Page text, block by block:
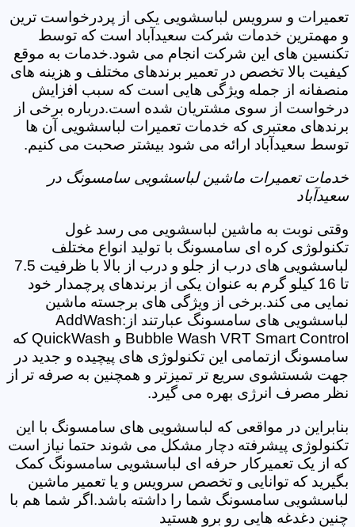
تعمیرات و سرویس لباسشویی یکی از پردرخواست ترین
و مهمترین خدمات شرکت سعیدآباد است که توسط
تکنسین های این شرکت انجام می شود.خدمات به موقع
کیفیت بالا تخصص در تعمیر برندهای مختلف و هزینه های
منصفانه از جمله ویژگی هایی است که سبب افزایش
درخواست از سوی مشتریان شده است.درباره برخی از
برندهای معتبری که خدمات تعمیرات لباسشویی آن ها
توسط سعیدآباد ارائه می شود بیشتر صحبت می کنیم.
خدمات تعمیرات ماشین لباسشویی سامسونگ در
سعیدآباد
وقتی نوبت به ماشین لباسشویی می رسد غول
تکنولوژی کره ای سامسونگ با تولید انواع مختلف
لباسشویی های درب از جلو و درب از بالا با ظرفیت 7.5
تا 16 کیلو گرم به عنوان یکی از برندهای پرچمدار خود
نمایی می کند.برخی از ویژگی های برجسته ماشین
لباسشویی های سامسونگ عبارتند از:AddWash
Bubble Wash VRT Smart Control و QuickWash که
سامسونگ ازتمامی این تکنولوژی های پیچیده و جدید در
جهت شستشوی سریع تر تمیزتر و همچنین به صرفه تر از
نظر مصرف انرژی بهره می گیرد.
بنابراین در مواقعی که لباسشویی های سامسونگ با این
تکنولوژی پیشرفته دچار مشکل می شوند حتما نیاز است
که از یک تعمیرکار حرفه ای لباسشویی سامسونگ کمک
بگیرید که توانایی و تخصص سرویس و یا تعمیر ماشین
لباسشویی سامسونگ شما را داشته باشد.اگر شما هم با
چنین دغدغه هایی رو برو هستید